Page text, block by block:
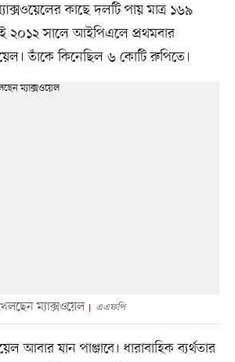
কাছে দলটি পায় মাত্র ১৬৯
২০১২ সালে আইপিএলে প্রথমবার
তাঁকে কিনেছিল ৬ কোটি রুপিতে।
ম্যাক্সওয়েল এএফপি
আবার যান পাঞ্জাবে। ধারাবাহিক ব্যর্থতার